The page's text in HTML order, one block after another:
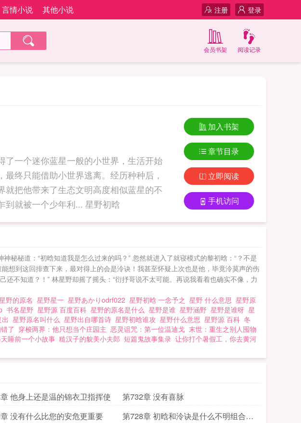
言情小说 其他小说 登录
注册
阅读记录
会员书架
一个迷你蓝星一般的小世界，生活开始
终只能借助小世界逃离。经历种种后，
把他带来了生态文明高度相似蓝星的不
知名星球上。在这疑似经历封建时期的大进朝，初来乍到就被一个少年利... 星野初晗
加入书架
章节目录
立即阅读
手机访问
秘秘道：“初晗知道我是怎么过来的吗？” 忽然就进入了就寝模式的黎初晗：“？不是
想到这回排查下来，最对得上的会是泠诀！我甚至怀疑上次也是他，毕竟泠莫声的伤
不知道？！” 林星野却摇了摇头：“衍抒哥说不太可能。再说我看着也确实不像，力
野的原名 星野星一 星野あかりodrf022 星野初晗 一念予之 星野 什么意思 星野原
书名星野 星野源 百度百科 星野的原名是什么 星野是谁 星野涵野 星野是谁呀 星
星野原名叫什么 星野出自哪首诗 星野初晗谁攻 星野什么意思 星野源 百科 冬
了 穿梭两界：他只想当个庄园主 恶灵诅咒：第一位温迪戈 末世：重生之别人囤物
睡前一个小故事 糙汉子的貌美小夫郎 短篇鬼故事集录 让你打个暑假工，你去黄河
他身上还是温的锦衣卫指挥使
第732章 没有喜脉
没有什么比您的安危更重要
第728章 初晗和泠诀是什么不明组合关